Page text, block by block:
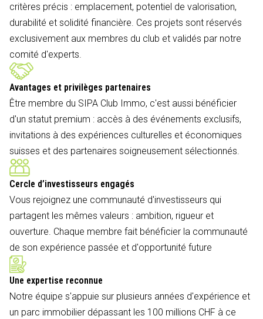
critères précis : emplacement, potentiel de valorisation,
durabilité et solidité financière. Ces projets sont réservés
exclusivement aux membres du club et validés par notre
comité d'experts.
Avantages et privilèges partenaires
Être membre du SIPA Club Immo, c'est aussi bénéficier
d'un statut premium : accès à des événements exclusifs,
invitations à des expériences culturelles et économiques
suisses et des partenaires soigneusement sélectionnés.
Cercle d’investisseurs engagés
Vous rejoignez une communauté d'investisseurs qui
partagent les mêmes valeurs : ambition, rigueur et
ouverture. Chaque membre fait bénéficier la communauté
de son expérience passée et d'opportunité future
Une expertise reconnue
Notre équipe s'appuie sur plusieurs années d'expérience et
un parc immobilier dépassant les 100 millions CHF à ce